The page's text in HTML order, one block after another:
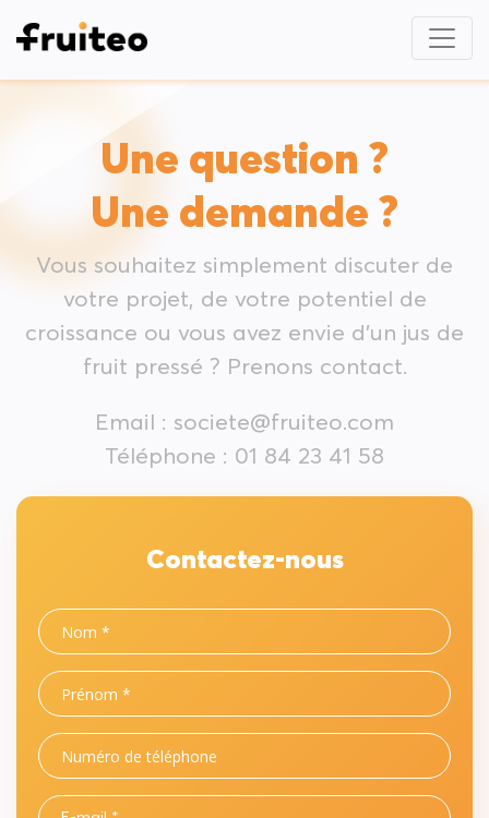
Une question ?
Une demande ?
Vous souhaitez simplement discuter de
votre projet, de votre potentiel de
croissance ou vous avez envie d’un jus de
fruit pressé ? Prenons contact.
Email : societe@fruiteo.com
Téléphone : 01 84 23 41 58
Contactez-nous